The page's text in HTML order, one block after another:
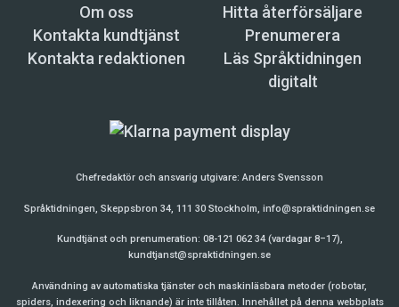
Om oss
Hitta återförsäljare
Kontakta kundtjänst
Prenumerera
Kontakta redaktionen
Läs Språktidningen
digitalt
Chefredaktör och ansvarig utgivare:Anders Svensson
Språktidningen, Skeppsbron 34, 111 30 Stockholm, info@spraktidningen.se
Kundtjänst och prenumeration: 08-121 062 34 (vardagar 8–17),
kundtjanst@spraktidningen.se
Användning av automatiska tjänster och maskinläsbara metoder (robotar,
spiders, indexering och liknande) är inte tillåten. Innehållet på denna webbplats